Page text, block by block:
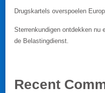
Drugskartels overspoelen
Sterrenkundigen ontdekken nu
de Belastingdienst.
Recent